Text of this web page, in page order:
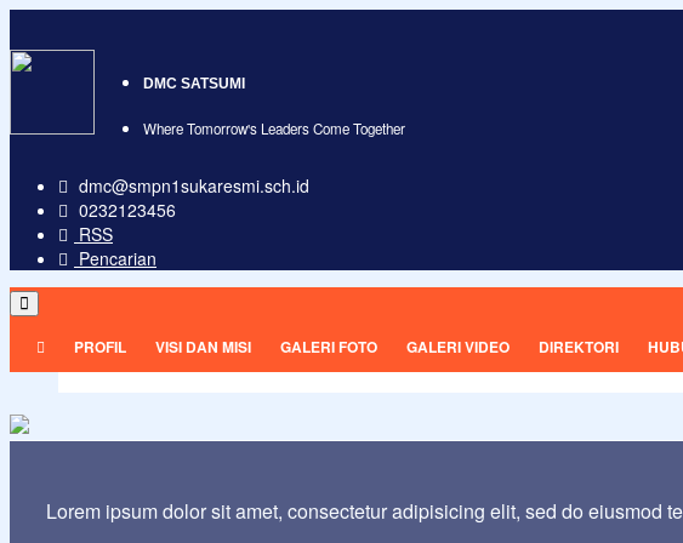
DMC SATSUMI
Where Tomorrow's Leaders Come Together
dmc@smpn1sukaresmi.sch.id
0232123456
RSS
Pencarian
PROFIL VISI DAN MISI GALERI FOTO GALERI VIDEO DIREKTORI
Lorem ipsum dolor sit amet, consectetur adipisicing elit, sed do eiusmod